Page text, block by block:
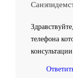
телефона